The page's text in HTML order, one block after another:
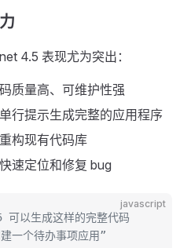
4.5 表现尤为突出：
质量高、可维护性强
行提示生成完整的应用程序
构现有代码库
速定位和修复 bug
javascript
以生成这样的完整代码
一个待办事项应用”